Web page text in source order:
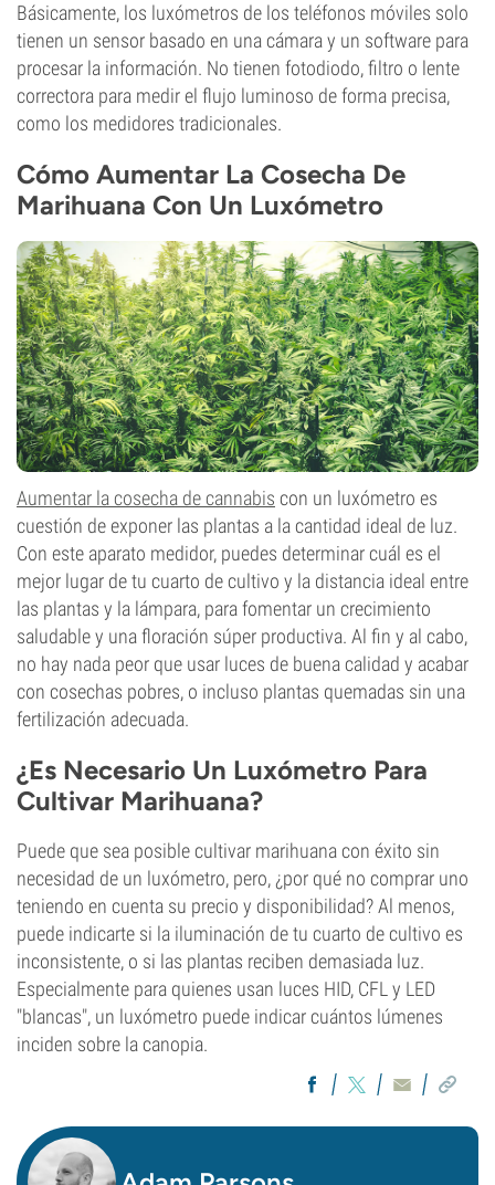
Básicamente, los luxómetros de los teléfonos móviles solo
tienen un sensor basado en una cámara y un software para
procesar la información. No tienen fotodiodo, filtro o lente
correctora para medir el flujo luminoso de forma precisa,
como los medidores tradicionales.
Cómo Aumentar La Cosecha De
Marihuana Con Un Luxómetro
Aumentar la cosecha de cannabis con un luxómetro es
cuestión de exponer las plantas a la cantidad ideal de luz.
Con este aparato medidor, puedes determinar cuál es el
mejor lugar de tu cuarto de cultivo y la distancia ideal entre
las plantas y la lámpara, para fomentar un crecimiento
saludable y una floración súper productiva. Al fin y al cabo,
no hay nada peor que usar luces de buena calidad y acabar
con cosechas pobres, o incluso plantas quemadas sin una
fertilización adecuada.
¿Es Necesario Un Luxómetro Para
Cultivar Marihuana?
Puede que sea posible cultivar marihuana con éxito sin
necesidad de un luxómetro, pero, ¿por qué no comprar uno
teniendo en cuenta su precio y disponibilidad? Al menos,
puede indicarte si la iluminación de tu cuarto de cultivo es
inconsistente, o si las plantas reciben demasiada luz.
Especialmente para quienes usan luces HID, CFL y LED
"blancas", un luxómetro puede indicar cuántos lúmenes
inciden sobre la canopia.